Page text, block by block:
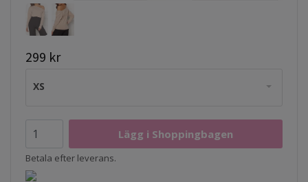
299 kr
XS
Betala efter leverans.